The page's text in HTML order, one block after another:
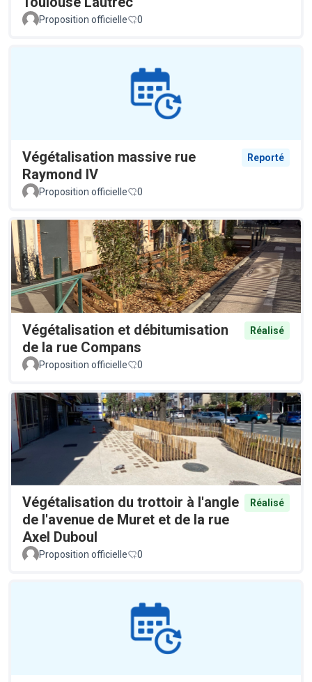
Proposition officielle 0
Végétalisation massive rue
Raymond IV
Reporté
Proposition officielle 0
Végétalisation et débitumisation
de la rue Compans
Réalisé
Proposition officielle 0
Végétalisation du trottoir à l'angle
de l'avenue de Muret et de la rue
Axel Duboul
Réalisé
Proposition officielle 0